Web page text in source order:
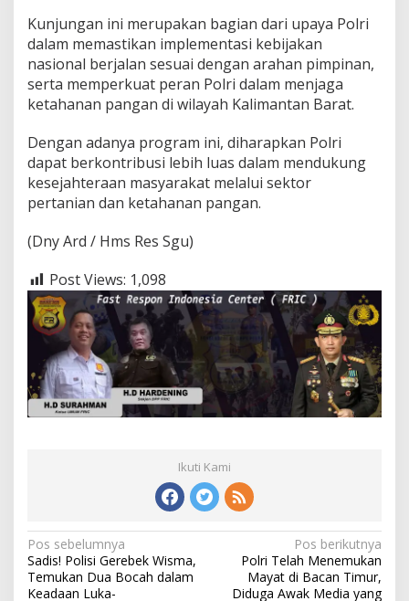
Kunjungan ini merupakan bagian dari upaya Polri
dalam memastikan implementasi kebijakan
nasional berjalan sesuai dengan arahan pimpinan,
serta memperkuat peran Polri dalam menjaga
ketahanan pangan di wilayah Kalimantan Barat.
Dengan adanya program ini, diharapkan Polri
dapat berkontribusi lebih luas dalam mendukung
kesejahteraan masyarakat melalui sektor
pertanian dan ketahanan pangan.
(Dny Ard / Hms Res Sgu)
Post Views: 1,098
Ikuti Kami
Navigasi
pos
Pos sebelumnya
Sadis! Polisi Gerebek Wisma,
Temukan Dua Bocah dalam
Keadaan Luka-
Pos berikutnya
Polri Telah Menemukan
Mayat di Bacan Timur,
Diduga Awak Media yang